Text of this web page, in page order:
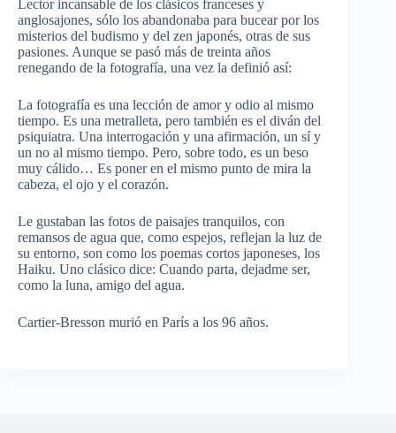
Lector incansable de los clásicos franceses y
anglosajones, sólo los abandonaba para bucear por los
misterios del budismo y del zen japonés, otras de sus
pasiones. Aunque se pasó más de treinta años
renegando de la fotografía, una vez la definió así:
La fotografía es una lección de amor y odio al mismo
tiempo. Es una metralleta, pero también es el diván del
psiquiatra. Una interrogación y una afirmación, un sí y
un no al mismo tiempo. Pero, sobre todo, es un beso
muy cálido… Es poner en el mismo punto de mira la
cabeza, el ojo y el corazón.
Le gustaban las fotos de paisajes tranquilos, con
remansos de agua que, como espejos, reflejan la luz de
su entorno, son como los poemas cortos japoneses, los
Haiku. Uno clásico dice: Cuando parta, dejadme ser,
como la luna, amigo del agua.
Cartier-Bresson murió en París a los 96 años.